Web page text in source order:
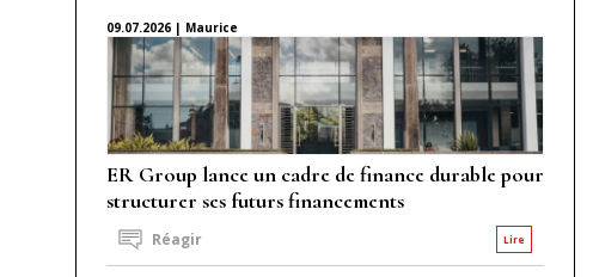
09.07.2026 | Maurice
ER Group lance un cadre de finance durable pour
structurer ses futurs financements
Lire
Réagir